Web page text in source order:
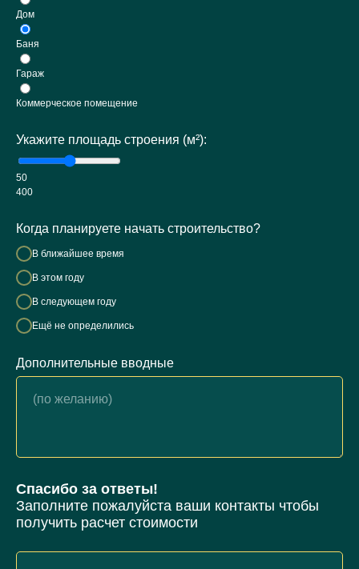
Дом
Баня
Гараж
Коммерческое помещение
Укажите площадь строения (м²):
50
400
Когда планируете начать строительство?
В ближайшее время
В этом году
В следующем году
Ещё не определились
Дополнительные вводные
Спасибо за ответы!
Заполните пожалуйста ваши контакты чтобы
получить расчет стоимости